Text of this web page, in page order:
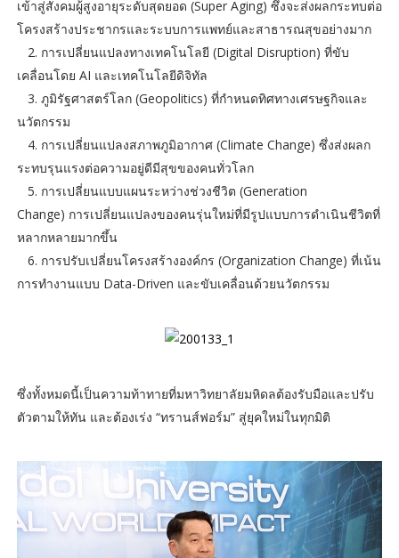
เข้าสู่สังคมผู้สูงอายุระดับสุดยอด (Super Aging) ซึ่งจะส่งผลกระทบต่อ
โครงสร้างประชากรและระบบการแพทย์และสาธารณสุขอย่างมาก
2. การเปลี่ยนแปลงทางเทคโนโลยี (Digital Disruption) ที่ขับ
เคลื่อนโดย AI และเทคโนโลยีดิจิทัล
3. ภูมิรัฐศาสตร์โลก (Geopolitics) ที่กำหนดทิศทางเศรษฐกิจและ
นวัตกรรม
4. การเปลี่ยนแปลงสภาพภูมิอากาศ (Climate Change) ซึ่งส่งผลก
ระทบรุนแรงต่อความอยู่ดีมีสุขของคนทั่วโลก
5. การเปลี่ยนแบบแผนระหว่างช่วงชีวิต (Generation
Change) การเปลี่ยนแปลงของคนรุ่นใหม่ที่มีรูปแบบการดำเนินชีวิตที่
หลากหลายมากขึ้น
6. การปรับเปลี่ยนโครงสร้างองค์กร (Organization Change) ที่เน้น
การทำงานแบบ Data-Driven และขับเคลื่อนด้วยนวัตกรรม
ซึ่งทั้งหมดนี้เป็นความท้าทายที่มหาวิทยาลัยมหิดลต้องรับมือและปรับ
ตัวตามให้ทัน และต้องเร่ง “ทรานส์ฟอร์ม” สู่ยุคใหม่ในทุกมิติ